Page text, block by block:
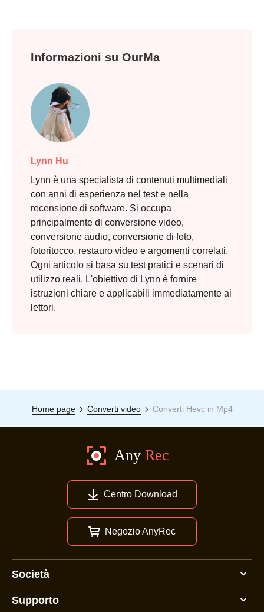
Informazioni su OurMa
Lynn Hu
Lynn è una specialista di contenuti multimediali
con anni di esperienza nel test e nella
recensione di software. Si occupa
principalmente di conversione video,
conversione audio, conversione di foto,
fotoritocco, restauro video e argomenti correlati.
Ogni articolo si basa su test pratici e scenari di
utilizzo reali. L'obiettivo di Lynn è fornire
istruzioni chiare e applicabili immediatamente ai
lettori.
Home page Converti video Converti Hevc in Mp4
Centro Download
Negozio AnyRec
Società
Supporto